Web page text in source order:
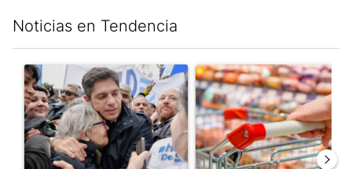
Noticias en Tendencia
Un artículo de tendencia con el título "Kicillof apuntó contra
Un artículo de tendencia con